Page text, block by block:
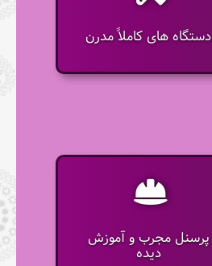
دستگاه های کاملاً مدرن
پرسنل مجرب و آموزش
دیده